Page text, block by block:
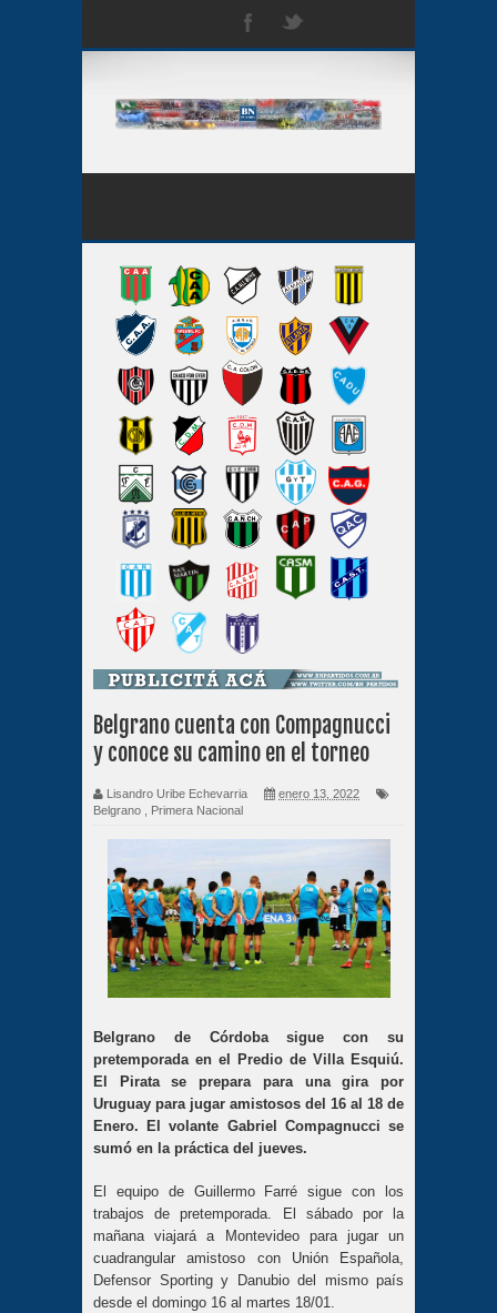
Belgrano cuenta con Compagnucci
y conoce su camino en el torneo
Lisandro Uribe Echevarria
enero 13, 2022
Belgrano
Primera Nacional
Belgrano de Córdoba sigue con su
pretemporada en el Predio de Villa Esquiú.
El Pirata se prepara para una gira por
Uruguay para jugar amistosos del 16 al 18 de
Enero. El volante Gabriel Compagnucci se
sumó en la práctica del jueves.
El equipo de Guillermo Farré sigue con los
trabajos de pretemporada. El sábado por la
mañana viajará a Montevideo para jugar un
cuadrangular amistoso con Unión Española,
Defensor Sporting y Danubio del mismo país
desde el domingo 16 al martes 18/01.